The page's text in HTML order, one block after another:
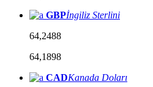
GBPİngiliz Sterlini
64,2488
64,1898
CADKanada Doları